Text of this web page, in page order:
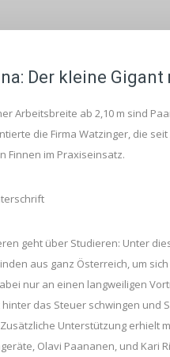
Der kleine
Arbeitsbreite ab 2,10 m sind
die Firma Watzinger, die
Finnen im Praxiseinsatz.
geht über Studieren: Unter
aus ganz Österreich, um
nur an einen langweiligen
das Steuer schwingen und
Unterstützung erhielt
Olavi Paananen, und Kari